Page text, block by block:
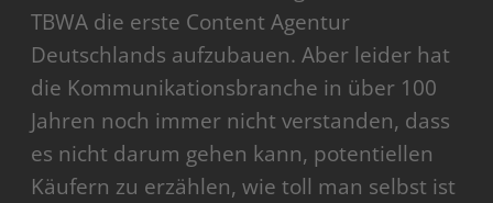
TBWA die erste Content Agentur
Deutschlands aufzubauen. Aber leider hat
die Kommunikationsbranche in über 100
Jahren noch immer nicht verstanden, dass
es nicht darum gehen kann, potentiellen
Käufern zu erzählen, wie toll man selbst ist